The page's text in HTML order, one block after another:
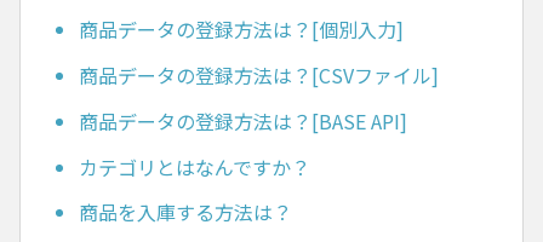
商品データの登録方法は？[個別入力]
商品データの登録方法は？[CSVファイル]
商品データの登録方法は？[BASE API]
カテゴリとはなんですか？
商品を入庫する方法は？